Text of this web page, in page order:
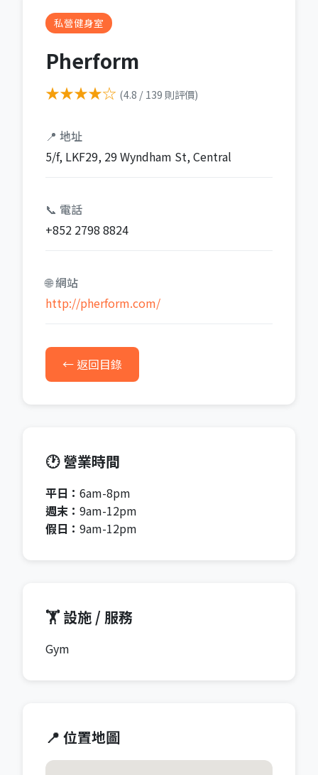
私營健身室
Pherform
★★★★☆ (4.8 / 139 則評價)
📍 地址
5/f, LKF29, 29 Wyndham St, Central
📞 電話
+852 2798 8824
🌐 網站
http://pherform.com/
← 返回目錄
🕐 營業時間
平日： 6am-8pm
週末： 9am-12pm
假日： 9am-12pm
🏋️ 設施 / 服務
Gym
📍 位置地圖